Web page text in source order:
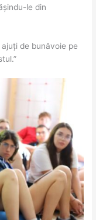
le din
de bunăvoie pe